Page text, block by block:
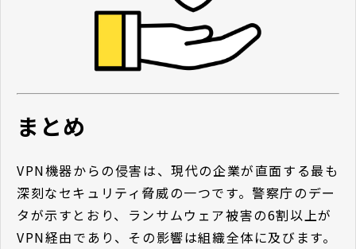
まとめ
VPN機器からの侵害は、現代の企業が直面する最も
深刻なセキュリティ脅威の一つです。警察庁のデー
タが示すとおり、ランサムウェア被害の6割以上が
VPN経由であり、その影響は組織全体に及びます。